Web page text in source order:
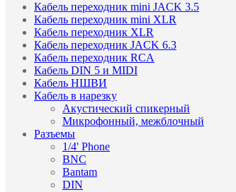
Кабель переходник mini JACK 3.5
Кабель переходник mini XLR
Кабель переходник XLR
Кабель переходник JACK 6.3
Кабель переходник RCA
Кабель DIN 5 и MIDI
Кабель НШВИ
Кабель в нарезку
Акустический спикерный
Микрофонный, межблочный
Разъемы
1/4' Phone
BNC
Bantam
DIN